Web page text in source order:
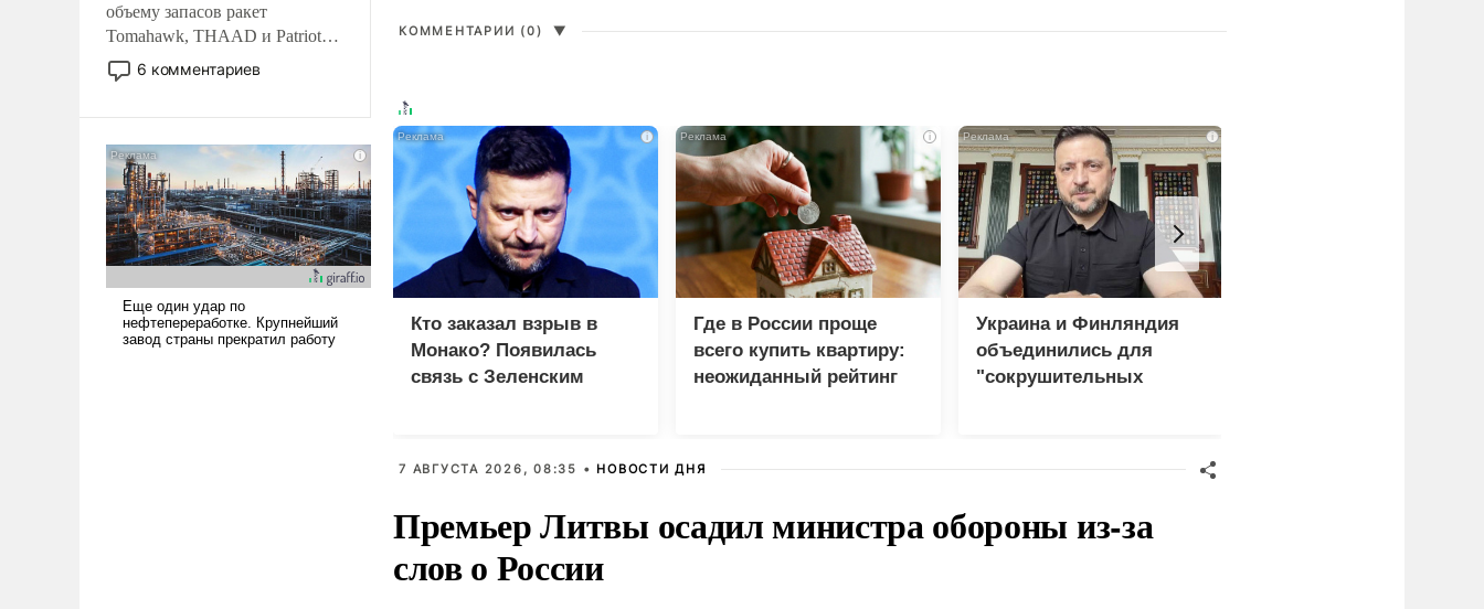
объему запасов ракет
Tomahawk, THAAD и Patriot
США потребуется более трех
лет. Даже небольшая война с
Сложившаяся ситуация
означает многолетний период
уязвимости США, например,
перед Китаем.
6 комментариев
КОММЕНТАРИИ (0) ▼
i
Кто заказал взрыв в
Монако? Появилась
связь с Зеленским
i
Где в России проще
всего купить квартиру:
неожиданный рейтинг
i
Украина и Финляндия
объединились для
"сокрушительных
7 АВГУСТА 2026, 08:35 • НОВОСТИ ДНЯ
Премьер Литвы осадил министра обороны из-за
слов о России